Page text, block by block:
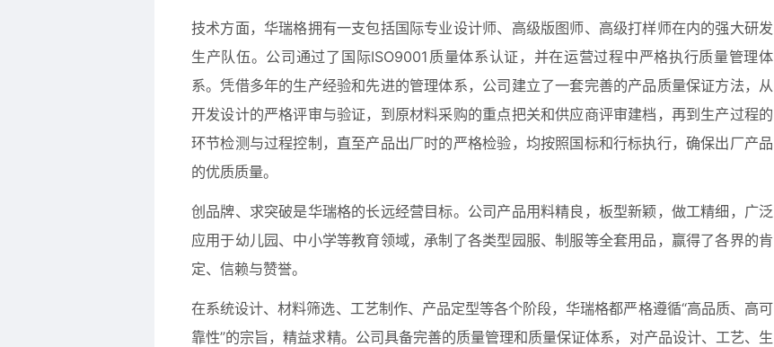
技术方面，华瑞格拥有一支包括国际专业设计师、高级版图师、高级打样师在内的强大研发
生产队伍。公司通过了国际ISO9001质量体系认证，并在运营过程中严格执行质量管理体
系。凭借多年的生产经验和先进的管理体系，公司建立了一套完善的产品质量保证方法，从
开发设计的严格评审与验证，到原材料采购的重点把关和供应商评审建档，再到生产过程的
环节检测与过程控制，直至产品出厂时的严格检验，均按照国标和行标执行，确保出厂产品
的优质质量。
创品牌、求突破是华瑞格的长远经营目标。公司产品用料精良，板型新颖，做工精细，广泛
应用于幼儿园、中小学等教育领域，承制了各类型园服、制服等全套用品，赢得了各界的肯
定、信赖与赞誉。
在系统设计、材料筛选、工艺制作、产品定型等各个阶段，华瑞格都严格遵循“高品质、高可
靠性”的宗旨，精益求精。公司具备完善的质量管理和质量保证体系，对产品设计、工艺、生